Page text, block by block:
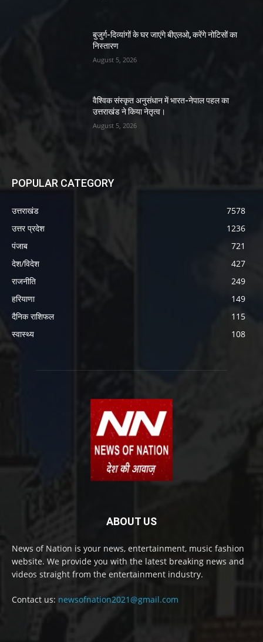
बुजुर्ग-दिव्यांगों के घर जाएंगे बीएलओ, करेंगे नोटिसों का
निस्तारण
August 5, 2026
वैश्विक संस्कृत अनुसंधान में भारत-नेपाल पहल का
उत्तराखंड ने किया नेतृत्व।
August 5, 2026
POPULAR CATEGORY
उत्तराखंड
7578
उत्तर प्रदेश
1236
पंजाब
721
देश/विदेश
427
राजनीति
249
हरियाणा
149
दैनिक राशिफल
115
स्वास्थ्य
108
ABOUT US
News of Nation is your news, entertainment, music fashion
website. We provide you with the latest breaking news and
videos straight from the entertainment industry.
Contact us: newsofnation2021@gmail.com